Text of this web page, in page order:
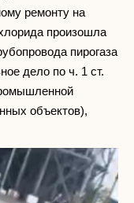
ремонту на
произошла
пирогаза
дело по ч. 1 ст.
объектов),